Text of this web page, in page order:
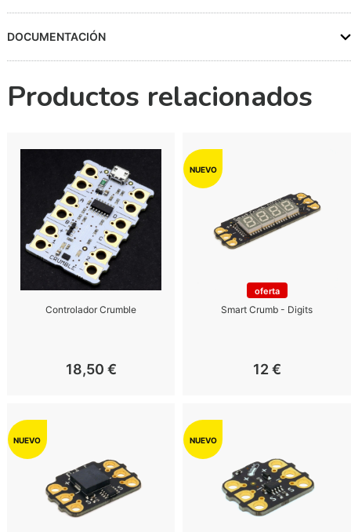
DOCUMENTACIÓN
Productos relacionados
Controlador Crumble
18,50 €
oferta
Smart Crumb - Digits
12 €